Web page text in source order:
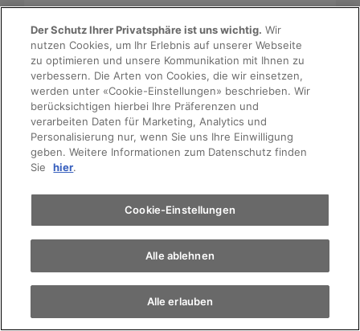
Neuer VW Passat
Die Business-Klasse neu erleben.
Zum VW Passat
Probefahrt
Terminvereinbarung
Auto finden
Elektromobilität
Der Schutz Ihrer Privatsphäre ist uns wichtig. Wir
nutzen Cookies, um Ihr Erlebnis auf unserer Webseite
zu optimieren und unsere Kommunikation mit Ihnen zu
verbessern. Die Arten von Cookies, die wir einsetzen,
werden unter «Cookie-Einstellungen» beschrieben. Wir
berücksichtigen hierbei Ihre Präferenzen und
verarbeiten Daten für Marketing, Analytics und
Personalisierung nur, wenn Sie uns Ihre Einwilligung
geben. Weitere Informationen zum Datenschutz finden
Sie
hier.
Cookie-Einstellungen
Alle ablehnen
Alle erlauben